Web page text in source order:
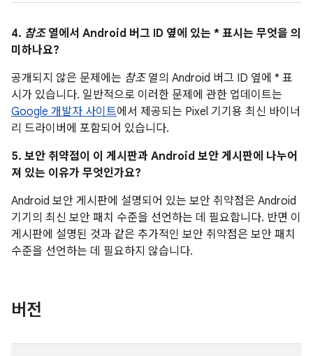
4. 참조열에서 Android 버그 ID 옆에 있는 * 표시는 무엇을 의
미하나요?
공개되지 않은 문제에는 참조열의 Android 버그 ID 옆에 * 표
시가 있습니다. 일반적으로 이러한 문제에 관한 업데이트는
Google 개발자 사이트에서 제공되는 Pixel 기기용 최신 바이너
리 드라이버에 포함되어 있습니다.
5. 보안 취약점이 이 게시판과 Android 보안 게시판에 나누어
져 있는 이유가 무엇인가요?
Android 보안 게시판에 설명되어 있는 보안 취약점은 Android
기기의 최신 보안 패치 수준을 선언하는 데 필요합니다. 반면 이
게시판에 설명된 것과 같은 추가적인 보안 취약점은 보안 패치
수준을 선언하는 데 필요하지 않습니다.
버전